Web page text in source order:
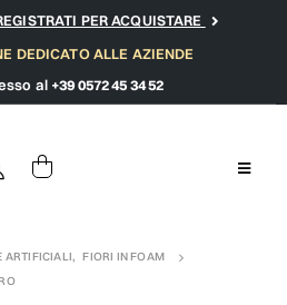
PER ACQUISTARE
DEDICATO ALLE AZIENDE
al +39 0572 45 34 52
ARTIFICIALI, FIORI IN FOAM